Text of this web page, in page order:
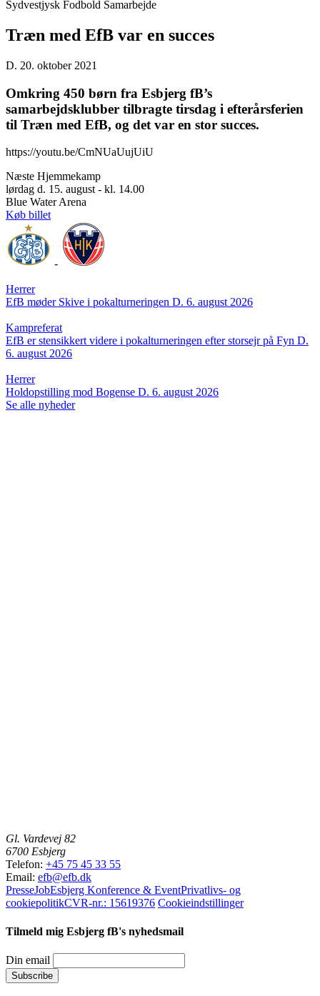
Sydvestjysk Fodbold Samarbejde
Træn med EfB var en succes
D. 20. oktober 2021
Omkring 450 børn fra Esbjerg fB’s
samarbejdsklubber tilbragte tirsdag i efterårsferien
til Træn med EfB, og det var en stor succes.
https://youtu.be/CmNUaUujUiU
Næste Hjemmekamp
lørdag d. 15. august - kl. 14.00
Blue Water Arena
Køb billet
-
Herrer
EfB møder Skive i pokalturneringen D. 6. august 2026
Kampreferat
EfB er stensikkert videre i pokalturneringen efter storsejr på Fyn D.
6. august 2026
Herrer
Holdopstilling mod Bogense D. 6. august 2026
Se alle nyheder
Gl. Vardevej 82
6700 Esbjerg
Telefon: +45 75 45 33 55
Email: efb@efb.dk
PresseJobEsbjerg Konference & EventPrivatlivs- og
cookiepolitikCVR-nr.: 15619376 Cookieindstillinger
Tilmeld mig Esbjerg fB's nyhedsmail
Din email